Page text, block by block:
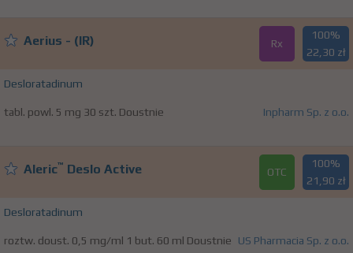
Aerius - (IR) Rx
100%
22,30 zł
Desloratadinum
tabl. powl. 5 mg 30 szt. Doustnie Inpharm Sp. z o.o.
Aleric™ Deslo Active OTC
100%
21,90 zł
Desloratadinum
roztw. doust. 0,5 mg/ml 1 but. 60 ml Doustnie US Pharmacia Sp. z o.o.